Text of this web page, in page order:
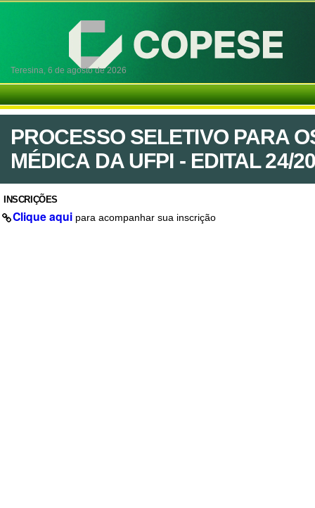
Teresina, 6 de agosto de 2026
PROCESSO SELETIVO PARA
MÉDICA DA UFPI - EDITAL 24/
INSCRIÇÕES
Clique aqui para acompanhar sua inscrição